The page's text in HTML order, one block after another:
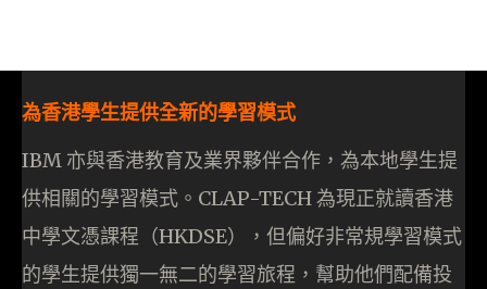
為香港學生提供全新的學習模式
IBM 亦與香港教育及業界夥伴合作，為本地學生提
供相關的學習模式。CLAP-TECH 為現正就讀香港
中學文憑課程（HKDSE），但偏好非常規學習模式
的學生提供獨一無二的學習旅程，幫助他們配備投